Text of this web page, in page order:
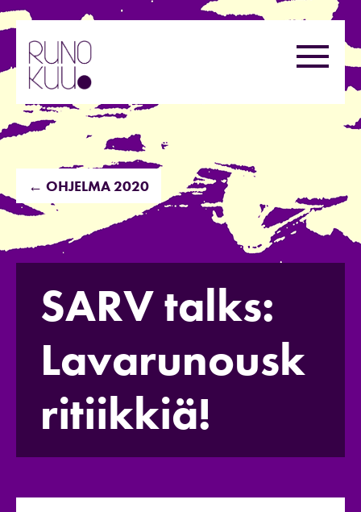
Hyppää
sisältöön
← OHJELMA 2020
SARV talks:
Lavarunousk
ritiikkiä!